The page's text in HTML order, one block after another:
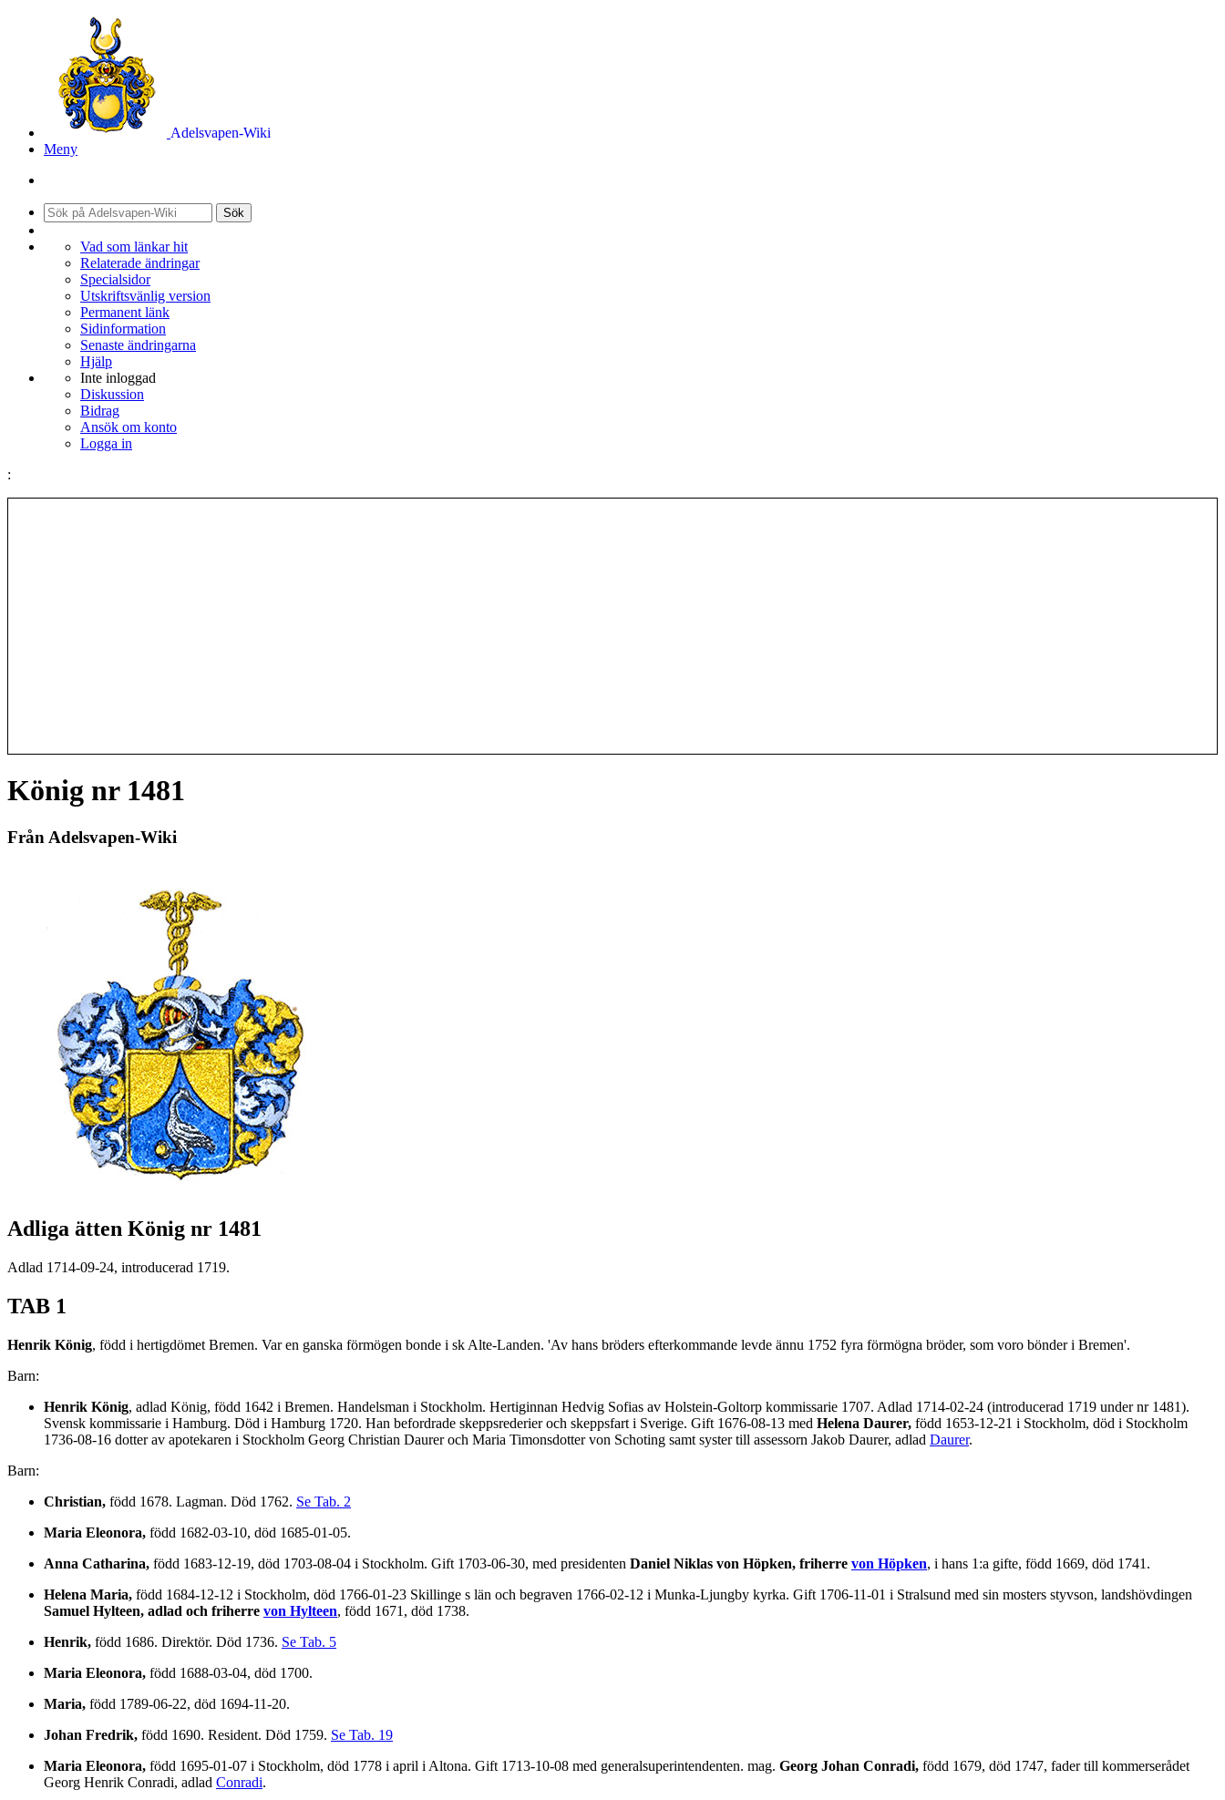
Adelsvapen-Wiki
Meny
Sök
Vad som länkar hit
Relaterade ändringar
Specialsidor
Utskriftsvänlig version
Permanent länk
Sidinformation
Senaste ändringarna
Hjälp
Inte inloggad
Diskussion
Bidrag
Ansök om konto
Logga in
:
König nr 1481
Från Adelsvapen-Wiki
Adliga ätten König nr 1481
Adlad 1714-09-24, introducerad 1719.
TAB 1
Henrik König, född i hertigdömet Bremen. Var en ganska förmögen bonde i sk Alte-Landen. 'Av hans bröders efterkommande levde ännu 1752 fyra förmögna bröder, som voro bönder i Bremen'.
Barn:
Henrik König, adlad König, född 1642 i Bremen. Handelsman i Stockholm. Hertiginnan Hedvig Sofias av Holstein-Goltorp kommissarie 1707. Adlad 1714-02-24 (introducerad 1719 under nr 1481).
Svensk kommissarie i Hamburg. Död i Hamburg 1720. Han befordrade skeppsrederier och skeppsfart i Sverige. Gift 1676-08-13 med Helena Daurer, född 1653-12-21 i Stockholm, död i Stockholm
1736-08-16 dotter av apotekaren i Stockholm Georg Christian Daurer och Maria Timonsdotter von Schoting samt syster till assessorn Jakob Daurer, adlad Daurer.
Barn:
Christian, född 1678. Lagman. Död 1762. Se Tab. 2
Maria Eleonora, född 1682-03-10, död 1685-01-05.
Anna Catharina, född 1683-12-19, död 1703-08-04 i Stockholm. Gift 1703-06-30, med presidenten Daniel Niklas von Höpken, friherre von Höpken, i hans 1:a gifte, född 1669, död 1741.
Helena Maria, född 1684-12-12 i Stockholm, död 1766-01-23 Skillinge s län och begraven 1766-02-12 i Munka-Ljungby kyrka. Gift 1706-11-01 i Stralsund med sin mosters styvson, landshövdingen
Samuel Hylteen, adlad och friherre von Hylteen, född 1671, död 1738.
Henrik, född 1686. Direktör. Död 1736. Se Tab. 5
Maria Eleonora, född 1688-03-04, död 1700.
Maria, född 1789-06-22, död 1694-11-20.
Johan Fredrik, född 1690. Resident. Död 1759. Se Tab. 19
Maria Eleonora, född 1695-01-07 i Stockholm, död 1778 i april i Altona. Gift 1713-10-08 med generalsuperintendenten. mag. Georg Johan Conradi, född 1679, död 1747, fader till kommerserådet
Georg Henrik Conradi, adlad Conradi.